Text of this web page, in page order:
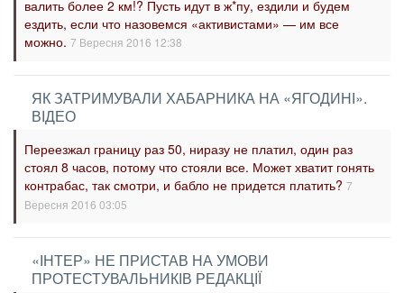
валить более 2 км!? Пусть идут в ж*пу, ездили и будем
ездить, если что назовемся «активистами» — им все
можно. 7 Вересня 2016 12:38
ЯК ЗАТРИМУВАЛИ ХАБАРНИКА НА «ЯГОДИНІ».
ВІДЕО
Переезжал границу раз 50, ниразу не платил, один раз
стоял 8 часов, потому что стояли все. Может хватит гонять
контрабас, так смотри, и бабло не придется платить? 7
Вересня 2016 03:05
«ІНТЕР» НЕ ПРИСТАВ НА УМОВИ
ПРОТЕСТУВАЛЬНИКІВ РЕДАКЦІЇ